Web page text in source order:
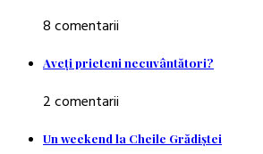
8 comentarii
Aveţi prieteni necuvântători?
2 comentarii
Un weekend la Cheile Grădiştei